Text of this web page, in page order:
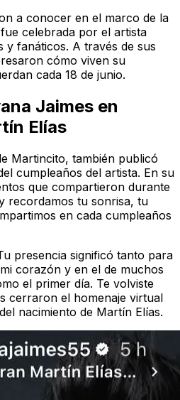
a conocer en el marco de la
celebrada por el artista
y fanáticos. A través de sus
cómo viven su
cada 18 de junio.
Jaimes en
Elías
Martincito, también publicó
cumpleaños del artista. En su
que compartieron durante
recordamos tu sonrisa, tu
en cada cumpleaños
presencia significó tanto para
corazón y en el de muchos
el primer día. Te volviste
cerraron el homenaje virtual
nacimiento de Martín Elías.